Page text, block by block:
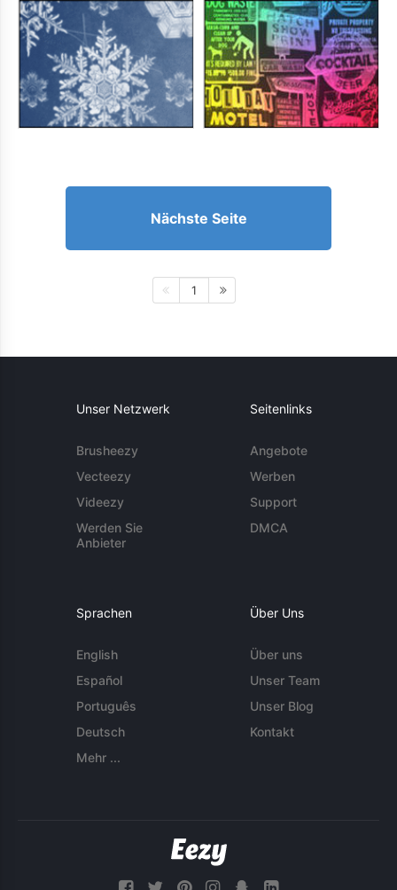
Nächste Seite
1
Unser Netzwerk
Brusheezy
Vecteezy
Videezy
Werden Sie
Anbieter
Seitenlinks
Angebote
Werben
Support
DMCA
Sprachen
English
Español
Português
Deutsch
Mehr ...
Über Uns
Über uns
Unser Team
Unser Blog
Kontakt